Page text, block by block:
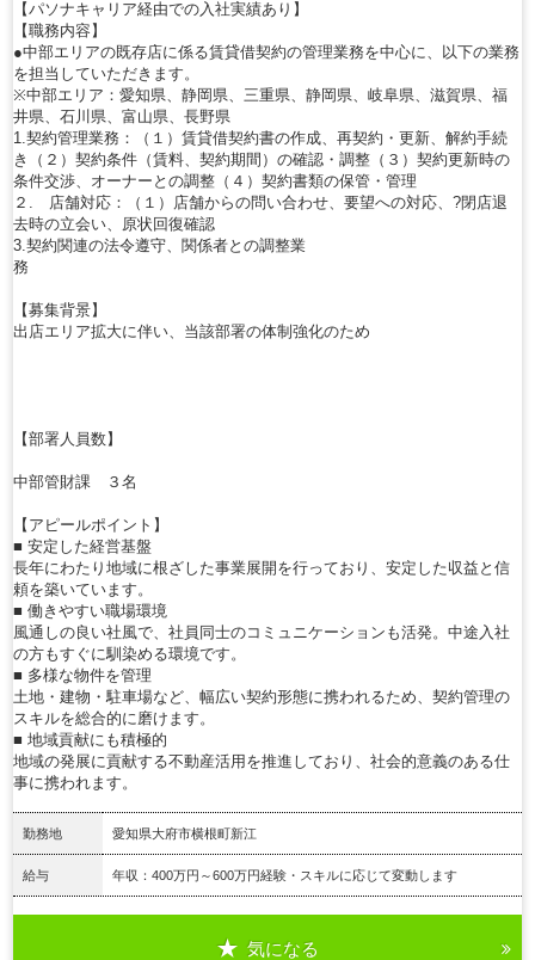
【パソナキャリア経由での入社実績あり】
【職務内容】
●中部エリアの既存店に係る賃貸借契約の管理業務を中心に、以下の業務
を担当していただきます。
※中部エリア：愛知県、静岡県、三重県、静岡県、岐阜県、滋賀県、福
井県、石川県、富山県、長野県
1.契約管理業務：（１）賃貸借契約書の作成、再契約・更新、解約手続
き（２）契約条件（賃料、契約期間）の確認・調整（３）契約更新時の
条件交渉、オーナーとの調整（４）契約書類の保管・管理
２. 店舗対応：（１）店舗からの問い合わせ、要望への対応、?閉店退
去時の立会い、原状回復確認
3.契約関連の法令遵守、関係者との調整業
務
【募集背景】
出店エリア拡大に伴い、当該部署の体制強化のため
【部署人員数】
中部管財課 ３名
【アピールポイント】
■ 安定した経営基盤
長年にわたり地域に根ざした事業展開を行っており、安定した収益と信
頼を築いています。
■ 働きやすい職場環境
風通しの良い社風で、社員同士のコミュニケーションも活発。中途入社
の方もすぐに馴染める環境です。
■ 多様な物件を管理
土地・建物・駐車場など、幅広い契約形態に携われるため、契約管理の
スキルを総合的に磨けます。
■ 地域貢献にも積極的
地域の発展に貢献する不動産活用を推進しており、社会的意義のある仕
事に携われます。
勤務地 愛知県大府市横根町新江
給与 年収：400万円～600万円経験・スキルに応じて変動します
気になる